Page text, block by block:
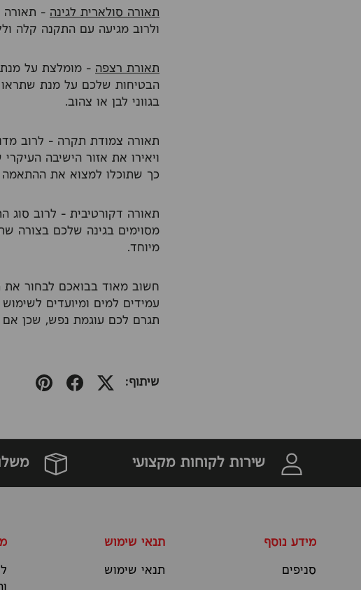
תאורה סולארית לגינה –
ולרוב מגיעה עם התקנה קלה
תאורת רצפה – מומלצת על
הבטיחות שלכם על מנת
בגווני לבן או צהוב.
תאורה צמודת תקרה – לרוב
ויאירו את אזור הישיבה
כך שתוכלו למצוא את
תאורה דקורטיבית – לרוב סוג
מסוימים בגינה שלכם בצורה
מיוחד.
חשוב מאוד בבואכם לבחור
עמידים למים ומיועדים
תגרם לכם עוגמת נפש, שכן אם
שיתוף:
שירות לקוחות מקצועי
מידע נוסף
סניפים
תנאי שימוש
תנאי שימוש